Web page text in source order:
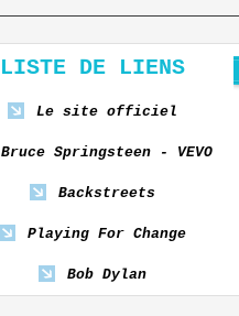
LISTE DE LIENS
Le site officiel
Bruce Springsteen - VEVO
Backstreets
Playing For Change
Bob Dylan